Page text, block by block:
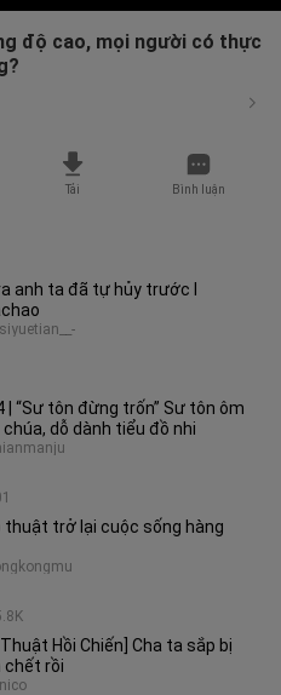
độ cao, mọi người có thực
Tải Bình luận
anh ta đã tự hủy trước I
| “Sư tôn đừng trốn” Sư tôn ôm
chúa, dỗ dành tiểu đồ nhi
thuật trở lại cuộc sống hàng
Thuật Hồi Chiến] Cha ta sắp bị
chết rồi